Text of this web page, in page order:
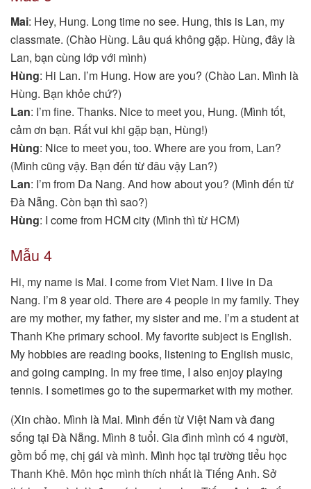
Mai: Hey, Hung. Long time no see. Hung, this is Lan, my
classmate. (Chào Hùng. Lâu quá không gặp. Hùng, đây là
Lan, bạn cùng lớp với mình)
Hùng: Hi Lan. I’m Hung. How are you? (Chào Lan. Mình là
Hùng. Bạn khỏe chứ?)
Lan: I’m fine. Thanks. Nice to meet you, Hung. (Mình tốt,
cảm ơn bạn. Rất vui khi gặp bạn, Hùng!)
Hùng: Nice to meet you, too. Where are you from, Lan?
(Mình cũng vậy. Bạn đến từ đâu vậy Lan?)
Lan: I’m from Da Nang. And how about you? (Mình đến từ
Đà Nẵng. Còn bạn thì sao?)
Hùng: I come from HCM city (Mình thì từ HCM)
Mẫu 4
Hi, my name is Mai. I come from Viet Nam. I live in Da
Nang. I’m 8 year old. There are 4 people in my family. They
are my mother, my father, my sister and me. I’m a student at
Thanh Khe primary school. My favorite subject is English.
My hobbies are reading books, listening to English music,
and going camping. In my free time, I also enjoy playing
tennis. I sometimes go to the supermarket with my mother.
(Xin chào. Mình là Mai. Mình đến từ Việt Nam và đang
sống tại Đà Nẵng. Mình 8 tuổi. Gia đình mình có 4 người,
gồm bố mẹ, chị gái và mình. Mình học tại trường tiểu học
Thanh Khê. Môn học mình thích nhất là Tiếng Anh. Sở